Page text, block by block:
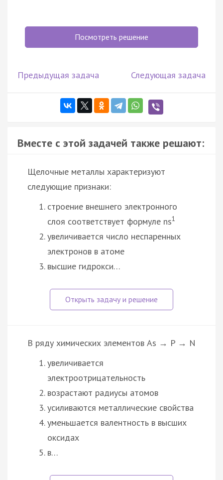
Посмотреть решение
Предыдущая задача Следующая задача
Вместе с этой задачей также решают:
Щелочные металлы характеризуют
следующие признаки:
строение внешнего электронного
слоя соответствует формуле ns1
увеличивается число неспаренных
электронов в атоме
высшие гидрокси…
В ряду химических элементов As → P → N
увеличивается
электроотрицательность
возрастают радиусы атомов
усиливаются металлические свойства
уменьшается валентность в высших
оксидах
в…